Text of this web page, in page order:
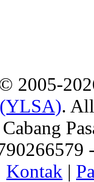
2005-
(YLSA).
Kontak |